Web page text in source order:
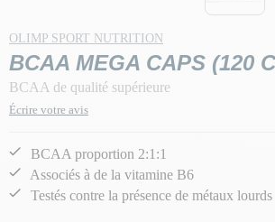
OLIMP SPORT NUTRITION
BCAA MEGA CAPS (120
BCAA de qualité supérieure
Écrire votre avis
BCAA proportion 2:1:1
Associés à de la vitamine B6
Testés contre la présence de métaux lourds